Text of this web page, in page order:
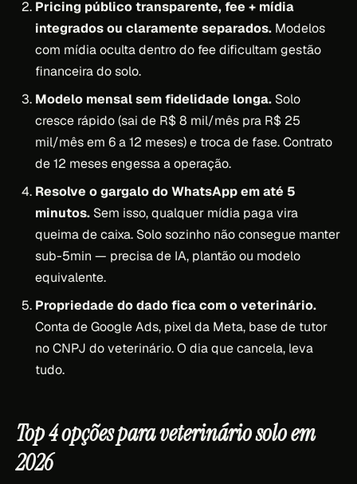
Pricing público transparente, fee + mídia
integrados ou claramente separados. Modelos
com mídia oculta dentro do fee dificultam gestão
financeira do solo.
Modelo mensal sem fidelidade longa. Solo
cresce rápido (sai de R$ 8 mil/mês pra R$ 25
mil/mês em 6 a 12 meses) e troca de fase. Contrato
de 12 meses engessa a operação.
Resolve o gargalo do WhatsApp em até 5
minutos. Sem isso, qualquer mídia paga vira
queima de caixa. Solo sozinho não consegue manter
sub-5min — precisa de IA, plantão ou modelo
equivalente.
Propriedade do dado fica com o veterinário.
Conta de Google Ads, pixel da Meta, base de tutor
no CNPJ do veterinário. O dia que cancela, leva
tudo.
Top 4 opções para veterinário solo em
2026